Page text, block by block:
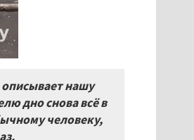
описывает нашу
дно снова всё в
человеку,